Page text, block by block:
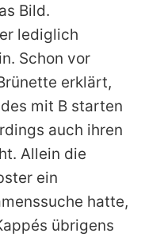
Bild.
lediglich
Schon vor
erklärt,
mit B starten
auch ihren
Allein die
ein
hatte,
übrigens